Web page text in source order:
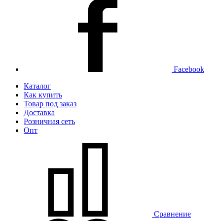
Facebook
Каталог
Как купить
Товар под заказ
Доставка
Розничная сеть
Опт
Сравнение